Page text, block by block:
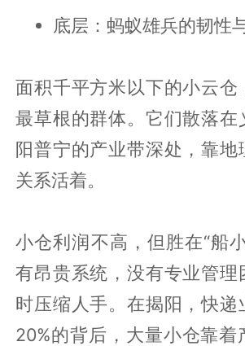
底层：蚂蚁雄兵的韧性
面积千平方米以下的小云仓
最草根的群体。它们散落在
阳普宁的产业带深处，靠地
关系活着。
小仓利润不高，但胜在“船
有昂贵系统，没有专业管理
时压缩人手。在揭阳，快递
20%的背后，大量小仓靠着